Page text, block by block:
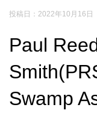
投稿日：2022年10月16日
Paul
Swamp